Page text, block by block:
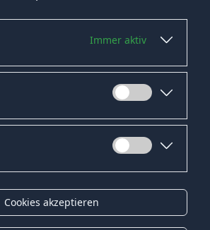
Immer aktiv
Cookies akzeptieren
Datenschutz
Impressum
Kontakt